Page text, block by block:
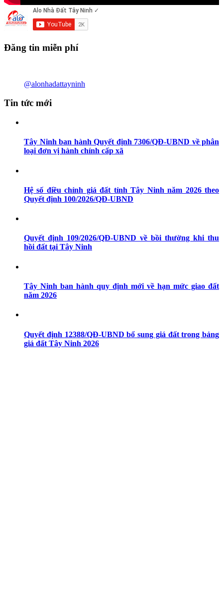
Đăng tin miễn phí
@alonhadattayninh
Tin tức mới
Tây Ninh ban hành Quyết định 7306/QĐ-UBND về phân
loại đơn vị hành chính cấp xã
Hệ số điều chỉnh giá đất tỉnh Tây Ninh năm 2026 theo
Quyết định 100/2026/QĐ-UBND
Quyết định 109/2026/QĐ-UBND về bồi thường khi thu
hồi đất tại Tây Ninh
Tây Ninh ban hành quy định mới về hạn mức giao đất
năm 2026
Quyết định 12388/QĐ-UBND bổ sung giá đất trong bảng
giá đất Tây Ninh 2026